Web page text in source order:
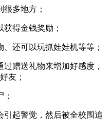
多地方；
得金钱奖励；
还可以玩抓娃娃机等等；
赠送礼物来增加好感度，
友；
引起警觉，然后被全校围追